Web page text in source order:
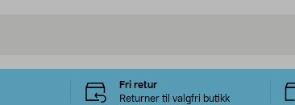
Fri retur
Returner til valgfri butikk